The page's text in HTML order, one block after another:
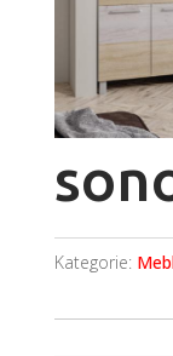
Kategorie: